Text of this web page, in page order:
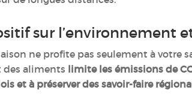
sur l’environnement
ne profite pas seulement à votre
des aliments limite les émissions de
et à préserver des savoir-faire